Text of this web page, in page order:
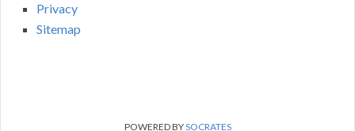
Privacy
Sitemap
POWERED BYSOCRATES